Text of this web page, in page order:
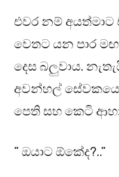
එවර නම් අයත්මාට
වෙතට යන පාර
දෙස බලුවාය.
අවන්හල්
පෙති සහ කෙටි
” ඔයාට ඕකේද?..”